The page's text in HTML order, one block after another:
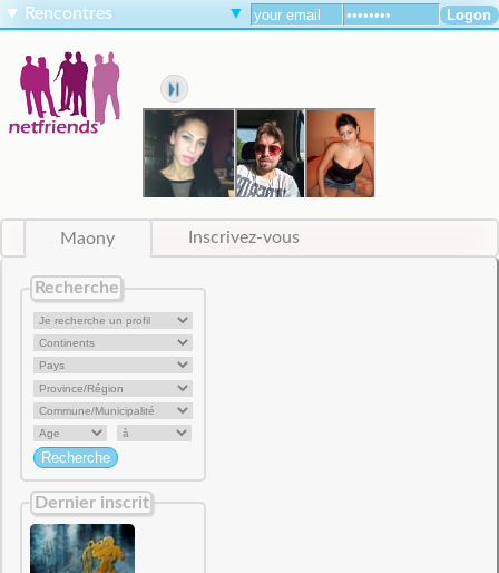
▼ Rencontres ▼
Maony Inscrivez-vous
Recherche
Dernier inscrit